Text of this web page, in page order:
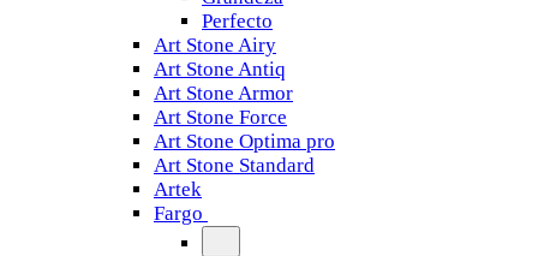
Perfecto
Art Stone Airy
Art Stone Antiq
Art Stone Armor
Art Stone Force
Art Stone Optima pro
Art Stone Standard
Artek
Fargo